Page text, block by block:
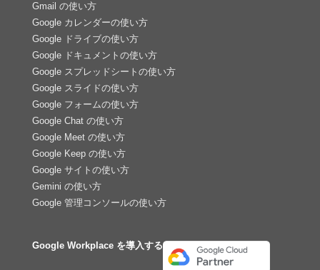
Gmail の使い方
Google カレンダーの使い方
Google ドライブの使い方
Google ドキュメントの使い方
Google スプレッドシートの使い方
Google スライドの使い方
Google フォームの使い方
Google Chat の使い方
Google Meet の使い方
Google Keep の使い方
Google サイトの使い方
Gemini の使い方
Google 管理コンソールの使い方
Google Workplace を導入する